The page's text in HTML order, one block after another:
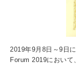
2019年9月8日～9日
Forum 2019におい